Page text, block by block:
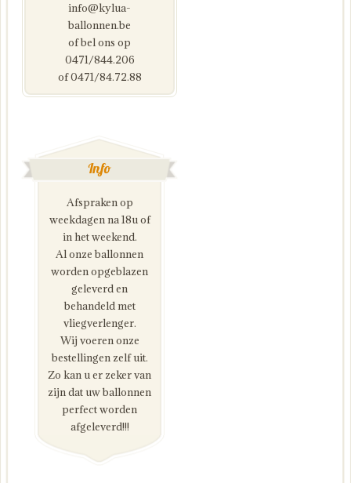
info@kylua-
ballonnen.be
of bel ons op
0471/844.206
of 0471/84.72.88
Info
Afspraken op
weekdagen na 18u of
in het weekend.
Al onze ballonnen
worden opgeblazen
geleverd en
behandeld met
vliegverlenger.
Wij voeren onze
bestellingen zelf uit.
Zo kan u er zeker van
zijn dat uw ballonnen
perfect worden
afgeleverd!!!